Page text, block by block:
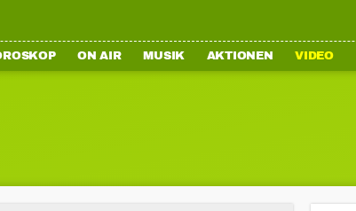
ON AIR MUSIK AKTIONEN VIDEO